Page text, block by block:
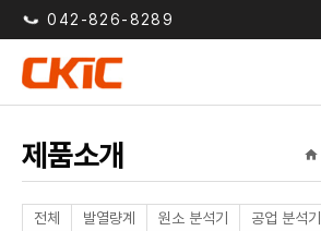
042-826-8289
제품소개 home
전체 발열량계 원소 분석기 공업 분석기